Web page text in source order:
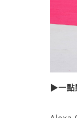
▶一點